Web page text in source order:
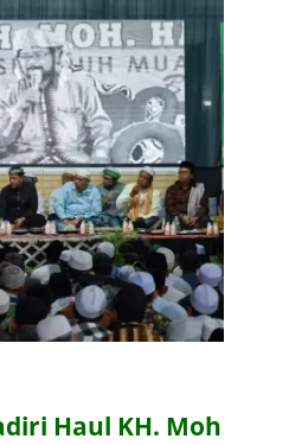
Haul KH. Moh